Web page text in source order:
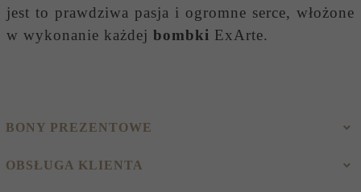
jest to prawdziwa pasja i ogromne serce, włożone
w wykonanie każdej bombki ExArte.
BONY PREZENTOWE
OBSŁUGA KLIENTA